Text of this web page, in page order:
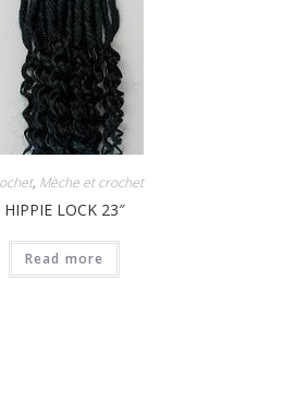
, Mèche et crochet
HIPPIE LOCK 23″
Read more